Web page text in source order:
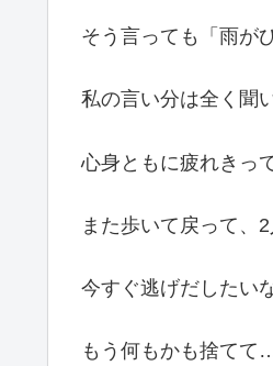
そう言っても「雨が
私の言い分は全く
心身ともに疲れきっ
また歩いて戻って、
今すぐ逃げだしたい
もう何もかも捨てて